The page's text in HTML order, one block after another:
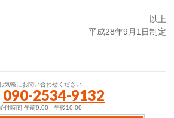
以上
平成28年9月1日制定
気軽にお問い合わせください
090-2534-9132
付時間 午前9:00 - 午後10:00